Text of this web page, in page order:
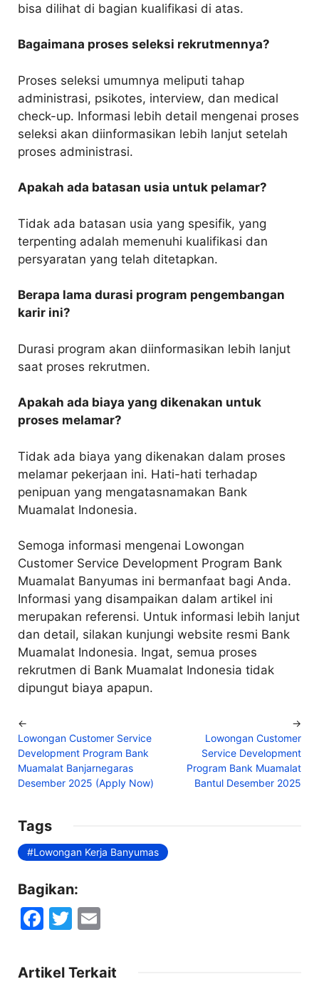
bisa dilihat di bagian kualifikasi di atas.
Bagaimana proses seleksi rekrutmennya?
Proses seleksi umumnya meliputi tahap
administrasi, psikotes, interview, dan medical
check-up. Informasi lebih detail mengenai proses
seleksi akan diinformasikan lebih lanjut setelah
proses administrasi.
Apakah ada batasan usia untuk pelamar?
Tidak ada batasan usia yang spesifik, yang
terpenting adalah memenuhi kualifikasi dan
persyaratan yang telah ditetapkan.
Berapa lama durasi program pengembangan
karir ini?
Durasi program akan diinformasikan lebih lanjut
saat proses rekrutmen.
Apakah ada biaya yang dikenakan untuk
proses melamar?
Tidak ada biaya yang dikenakan dalam proses
melamar pekerjaan ini. Hati-hati terhadap
penipuan yang mengatasnamakan Bank
Muamalat Indonesia.
Semoga informasi mengenai Lowongan
Customer Service Development Program Bank
Muamalat Banyumas ini bermanfaat bagi Anda.
Informasi yang disampaikan dalam artikel ini
merupakan referensi. Untuk informasi lebih lanjut
dan detail, silakan kunjungi website resmi Bank
Muamalat Indonesia. Ingat, semua proses
rekrutmen di Bank Muamalat Indonesia tidak
dipungut biaya apapun.
←
Lowongan Customer Service
Development Program Bank
Muamalat Banjarnegaras
Desember 2025 (Apply Now)
Lowongan Customer
Service Development
Program Bank Muamalat
Bantul Desember 2025
→
Tags
Lowongan Kerja Banyumas
Bagikan:
F
c
T
itt ai
Artikel Terkait